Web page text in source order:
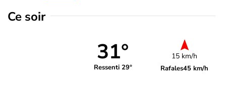
Ce soir
31°
Ressenti 29°
15 km/h
Rafales45 km/h